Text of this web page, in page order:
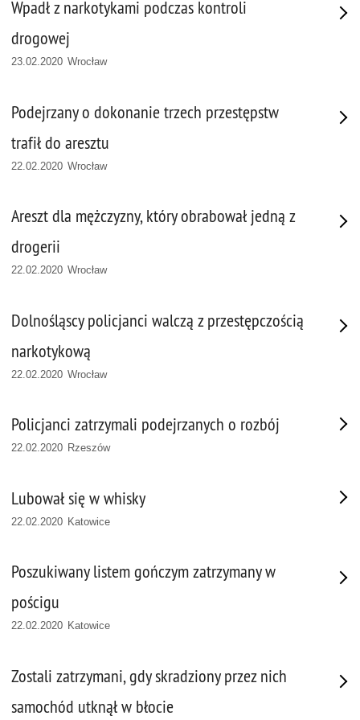
Wpadł z narkotykami podczas kontroli
drogowej
23.02.2020 Wrocław
Podejrzany o dokonanie trzech przestępstw
trafił do aresztu
22.02.2020 Wrocław
Areszt dla mężczyzny, który obrabował jedną z
drogerii
22.02.2020 Wrocław
Dolnośląscy policjanci walczą z przestępczością
narkotykową
22.02.2020 Wrocław
Policjanci zatrzymali podejrzanych o rozbój
22.02.2020 Rzeszów
Lubował się w whisky
22.02.2020 Katowice
Poszukiwany listem gończym zatrzymany w
pościgu
22.02.2020 Katowice
Zostali zatrzymani, gdy skradziony przez nich
samochód utknął w błocie